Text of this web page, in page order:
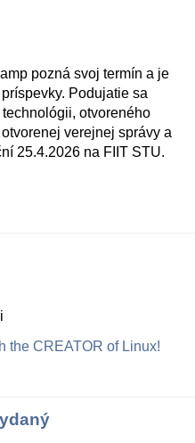
pozná svoj termín a je
Podujatie sa
otvoreného
verejnej správy a
25.4.2026 na FIIT STU.
the CREATOR of Linux!